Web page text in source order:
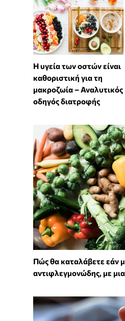
Η υγεία των οστών είναι
καθοριστική για τη
μακροζωία – Αναλυτικός
οδηγός διατροφής
Πώς θα καταλάβετε εάν
αντιφλεγμονώδης, με